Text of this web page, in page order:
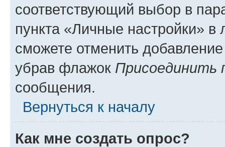
соответствующий выбор в
пункта «Личные настройки»
сможете отменить
убрав флажок Присоединить
сообщения.
Вернуться к началу
Как мне создать опрос?